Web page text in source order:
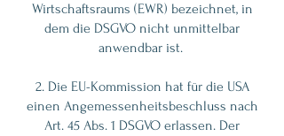
Wirtschaftsraums (EWR) bezeichnet, in
dem die DSGVO nicht unmittelbar
anwendbar ist.
2. Die EU-Kommission hat für die USA
einen Angemessenheitsbeschluss nach
Art. 45 Abs. 1 DSGVO erlassen. Der